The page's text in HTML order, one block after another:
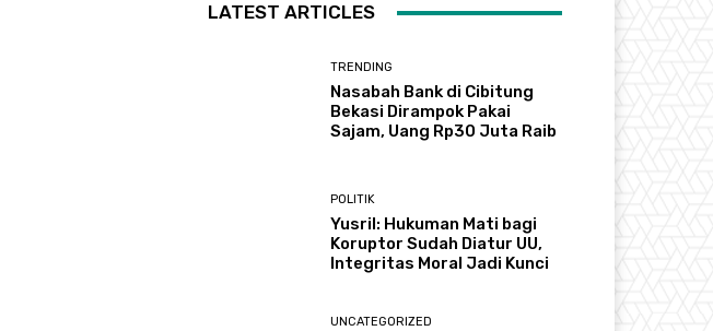
LATEST ARTICLES
TRENDING
Nasabah Bank di Cibitung
Bekasi Dirampok Pakai
Sajam, Uang Rp30 Juta Raib
POLITIK
Yusril: Hukuman Mati bagi
Koruptor Sudah Diatur UU,
Integritas Moral Jadi Kunci
UNCATEGORIZED